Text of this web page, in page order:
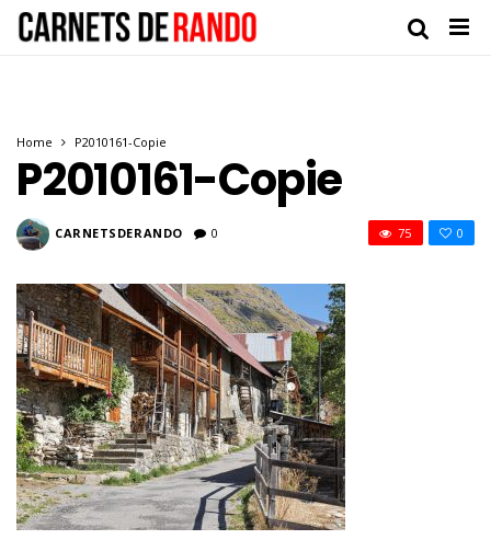
Home P2010161-Copie
P2010161-Copie
CARNETSDERANDO 0 0
75